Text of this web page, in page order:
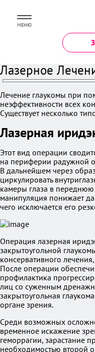
МЕНЮ
Лазерное
Лечение глаукомы при
неэффективности всех
Существует несколько
Лазерная
Этот вид операции
на периферии радужной
В дальнейшем через
циркулировать
камеры глаза в
манипуляция понижает
чего исключается его
Операция лазерная
закрытоугольной
консервативного
После операции
профилактика
лиц со суженным
закрытоугольная
органе зрения.
Среди возможных
временное искажение
геморрагии, зарастание
необходимостью второй